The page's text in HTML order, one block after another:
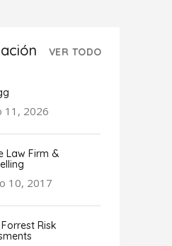
VER TODO
11, 2026
Law Firm &
10, 2017
Risk